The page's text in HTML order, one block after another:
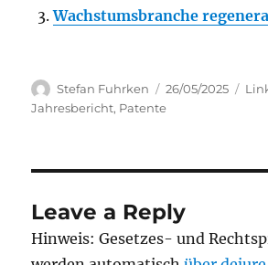
Wachstumsbranche
Author
Stefan Fuhrken
Posted
on
26/05/2025
Jahresbericht, Patente
Leave a Reply
Hinweis: Gesetzes- und